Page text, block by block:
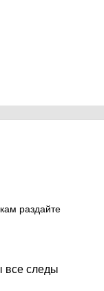
раздайте
все следы